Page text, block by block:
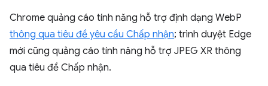
Chrome quảng cáo tính năng hỗ trợ định dạng WebP
thông qua tiêu đề yêu cầu Chấp nhận; trình duyệt Edge
mới cũng quảng cáo tính năng hỗ trợ JPEG XR thông
qua tiêu đề Chấp nhận.